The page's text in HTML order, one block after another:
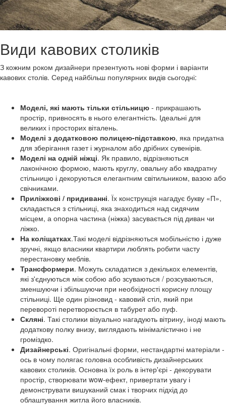
Види кавових столиків
З кожним роком дизайнери презентують нові форми і варіанти
кавових столів. Серед найбільш популярних видів сьогодні:
Моделі, які мають тільки стільницю - прикрашають
простір, привносять в нього елегантність. Ідеальні для
великих і просторих віталень.
Моделі з додатковою полицею-підставкою, яка придатна
для зберігання газет і журналом або дрібних сувенірів.
Моделі на одній ніжці. Як правило, відрізняються
лаконічною формою, мають круглу, овальну або квадратну
стільницю і декоруються елегантним світильником, вазою або
свічниками.
Приліжкові / придиванні. Їх конструкція нагадує букву «П»,
складається з стільниці, яка знаходиться над сидячим
місцем, а опорна частина (ніжка) засувається під диван чи
ліжко.
На коліщатках.Такі моделі відрізняються мобільністю і дуже
зручні, якщо власники квартири люблять робити часту
перестановку меблів.
Трансформери. Можуть складатися з декількох елементів,
які з'єднуються між собою або зсуваються / розсуваються,
зменшуючи і збільшуючи при необхідності корисну площу
стільниці. Ще один різновид - кавовий стіл, який при
перевороті перетворюється в табурет або пуф.
Скляні. Такі столики візуально нагадують вітрину, іноді мають
додаткову полку внизу, виглядають мінімалістично і не
громіздко.
Дизайнерські. Оригінальні форми, нестандартні матеріали -
ось в чому полягає головна особливість дизайнерських
кавових столиків. Основна їх роль в інтер'єрі - декорувати
простір, створювати wow-ефект, привертати увагу і
демонструвати вишуканий смак і творчих підхід до
облаштування житла його власників.